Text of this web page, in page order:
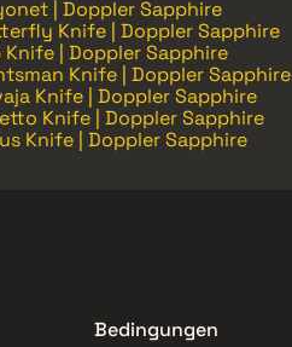
| Doppler Sapphire
Knife | Doppler Sapphire
| Doppler Sapphire
Knife | Doppler Sapphire
Knife | Doppler Sapphire
Knife | Doppler Sapphire
Knife | Doppler Sapphire
Bedingungen